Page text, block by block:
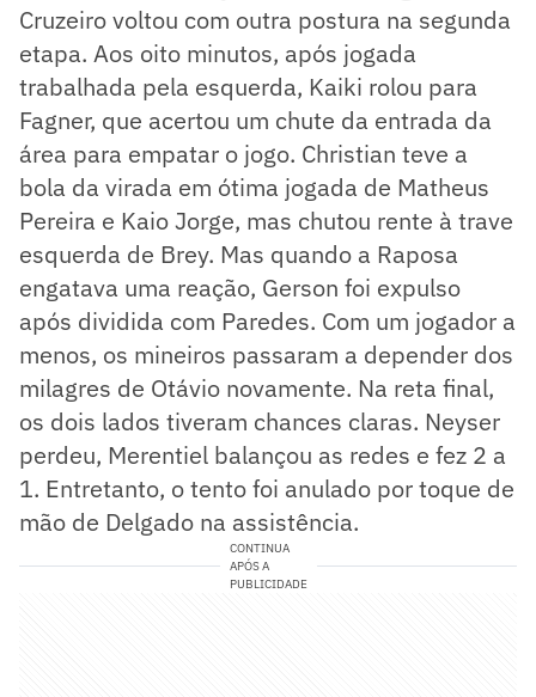
Cruzeiro voltou com outra postura na segunda
etapa. Aos oito minutos, após jogada
trabalhada pela esquerda, Kaiki rolou para
Fagner, que acertou um chute da entrada da
área para empatar o jogo. Christian teve a
bola da virada em ótima jogada de Matheus
Pereira e Kaio Jorge, mas chutou rente à trave
esquerda de Brey. Mas quando a Raposa
engatava uma reação, Gerson foi expulso
após dividida com Paredes. Com um jogador a
menos, os mineiros passaram a depender dos
milagres de Otávio novamente. Na reta final,
os dois lados tiveram chances claras. Neyser
perdeu, Merentiel balançou as redes e fez 2 a
1. Entretanto, o tento foi anulado por toque de
mão de Delgado na assistência.
CONTINUA
APÓS A
PUBLICIDADE